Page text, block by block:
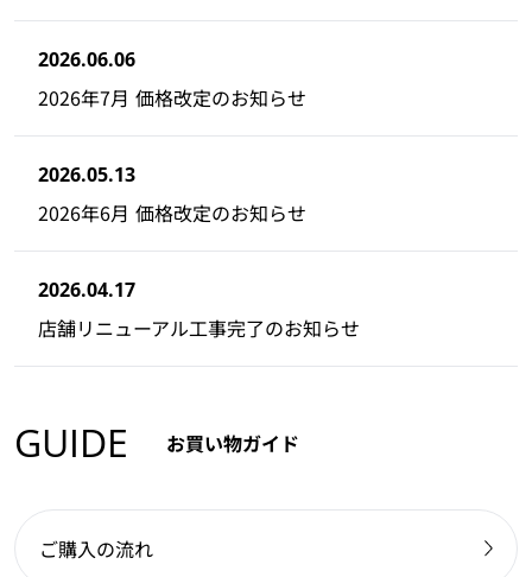
2026.06.06
2026年7月 価格改定のお知らせ
2026.05.13
2026年6月 価格改定のお知らせ
2026.04.17
店舗リニューアル工事完了のお知らせ
GUIDE お買い物ガイド
ご購入の流れ